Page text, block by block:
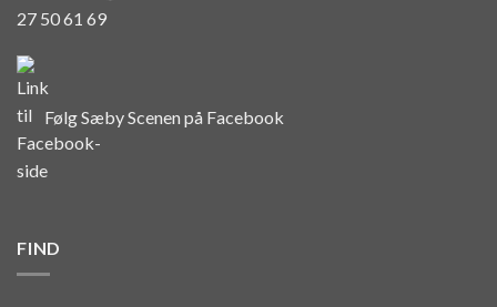
27 50 61 69
Følg Sæby Scenen på Facebook
FIND